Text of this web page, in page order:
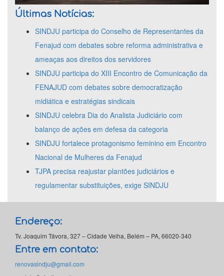
Últimas Notícias:
SINDJU participa do Conselho de Representantes da
Fenajud com debates sobre reforma administrativa e
ameaças aos direitos dos servidores
SINDJU participa do XIII Encontro de Comunicação da
FENAJUD com debates sobre democratização
midiática e estratégias sindicais
SINDJU celebra Dia do Analista Judiciário com
balanço de ações em defesa da categoria
SINDJU fortalece protagonismo feminino em Encontro
Nacional de Mulheres da Fenajud
TJPA precisa reajustar plantões judiciários e
regulamentar substituições, exige SINDJU
Endereço:
Tv. Joaquim Távora, 327 – Cidade Velha, Belém – PA, 66020-340
Entre em contato:
renovasindju@gmail.com